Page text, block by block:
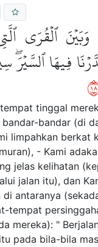
وَبَيۡنَ ٱلۡقُرَى
فِيهَا ٱلسَّيۡرَۖ
tinggal
bandar (di
limpahkan berkat
- Kami
jelas kelihatan
jalan itu), dan
di antaranya
tempat
mereka): "
pada bila-bila